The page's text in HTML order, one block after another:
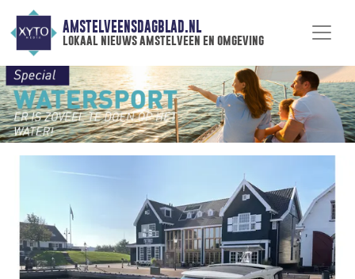
AMSTELVEENSDAGBLAD.NL
lokaal nieuws amstelveen en omgeving